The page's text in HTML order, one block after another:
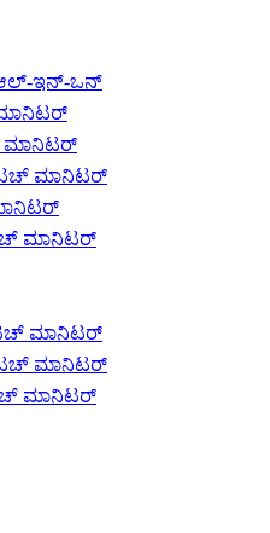
ಆಲ್-ಇನ್-ಒನ್
ಮಾನಿಟರ್
ಮಾನಿಟರ್
ಮಾನಿಟರ್
ಮಾನಿಟರ್
ಮಾನಿಟರ್
ಮಾನಿಟರ್
ಮಾನಿಟರ್